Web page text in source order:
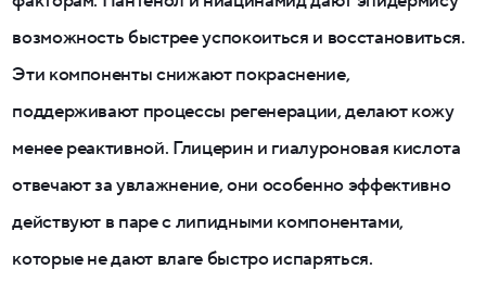
возможность быстрее успокоиться и восстановиться.
Эти компоненты снижают покраснение,
поддерживают процессы регенерации, делают кожу
менее реактивной. Глицерин и гиалуроновая кислота
отвечают за увлажнение, они особенно эффективно
действуют в паре с липидными компонентами,
которые не дают влаге быстро испаряться.